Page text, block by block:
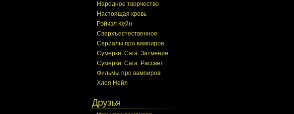
Народное творчество
Настоящая кровь
Рэйчэл Кейн
Сверхъестественное
Сериалы про вампиров
Сумерки. Сага. Затмение
Сумерки. Сага. Рассвет
Фильмы про вампиров
Хлоя Нейл
Друзья